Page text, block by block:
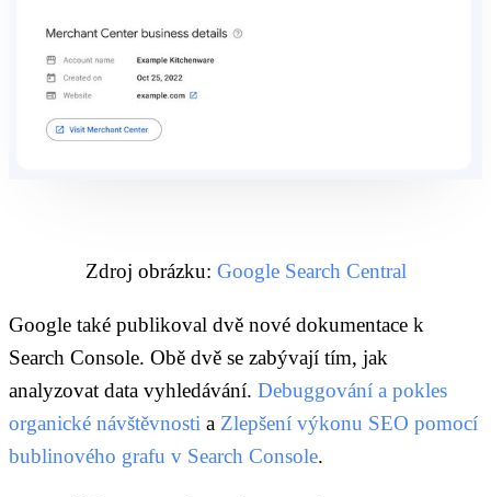
Zdroj obrázku: Google Search Central
Google také publikoval dvě nové dokumentace k
Search Console. Obě dvě se zabývají tím, jak
analyzovat data vyhledávání. Debuggování a pokles
organické návštěvnosti a Zlepšení výkonu SEO pomocí
bublinového grafu v Search Console.